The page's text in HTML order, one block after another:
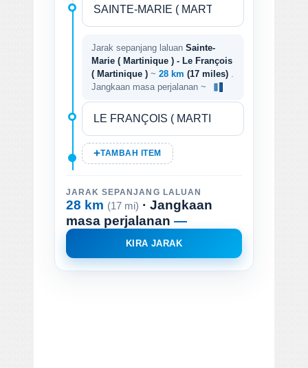
Jarak sepanjang laluan Sainte-
Marie ( Martinique ) - Le François
( Martinique ) ~ 28 km (17 miles)
Jangkaan masa perjalanan ~
TAMBAH ITEM
JARAK SEPANJANG LALUAN
28 km (17 mi) · Jangkaan
masa perjalanan —
KIRA JARAK